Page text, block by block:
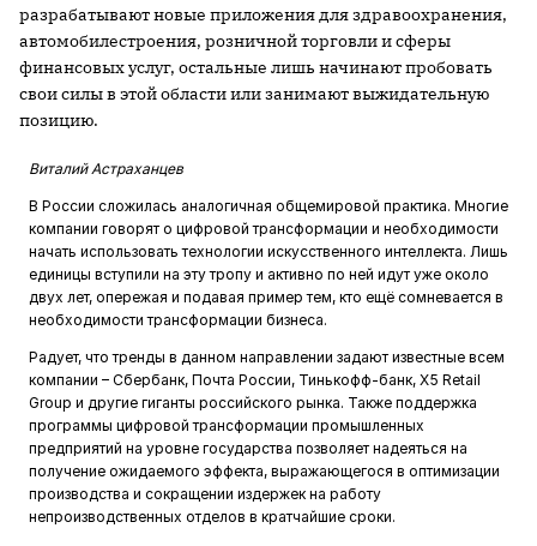
разрабатывают новые приложения для здравоохранения,
автомобилестроения, розничной торговли и сферы
финансовых услуг, остальные лишь начинают пробовать
свои силы в этой области или занимают выжидательную
позицию.
Виталий Астраханцев
В России сложилась аналогичная общемировой практика. Многие
компании говорят о цифровой трансформации и необходимости
начать использовать технологии искусственного интеллекта. Лишь
единицы вступили на эту тропу и активно по ней идут уже около
двух лет, опережая и подавая пример тем, кто ещё сомневается в
необходимости трансформации бизнеса.
Радует, что тренды в данном направлении задают известные всем
компании – Сбербанк, Почта России, Тинькофф-банк, X5 Retail
Group и другие гиганты российского рынка. Также поддержка
программы цифровой трансформации промышленных
предприятий на уровне государства позволяет надеяться на
получение ожидаемого эффекта, выражающегося в оптимизации
производства и сокращении издержек на работу
непроизводственных отделов в кратчайшие сроки.